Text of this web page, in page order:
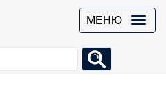
МЕНЮ